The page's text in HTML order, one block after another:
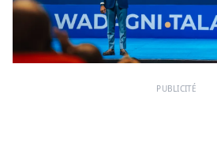
PUBLICITÉ